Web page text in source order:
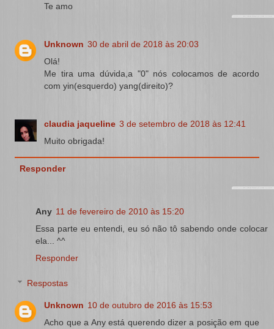
Te amo
Unknown 30 de abril de 2018 às 20:03
Olá!
Me tira uma dúvida,a "0" nós colocamos de acordo
com yin(esquerdo) yang(direito)?
claudia jaqueline 3 de setembro de 2018 às 12:41
Muito obrigada!
Responder
Any 11 de fevereiro de 2010 às 15:20
Essa parte eu entendi, eu só não tô sabendo onde colocar
ela... ^^
Responder
Respostas
Unknown 10 de outubro de 2016 às 15:53
Acho que a Any está querendo dizer a posição em que